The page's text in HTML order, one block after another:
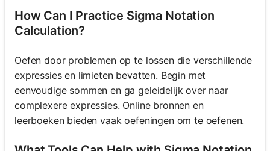
How Can I Practice Sigma Notation
Calculation?
Oefen door problemen op te lossen die verschillende
expressies en limieten bevatten. Begin met
eenvoudige sommen en ga geleidelijk over naar
complexere expressies. Online bronnen en
leerboeken bieden vaak oefeningen om te oefenen.